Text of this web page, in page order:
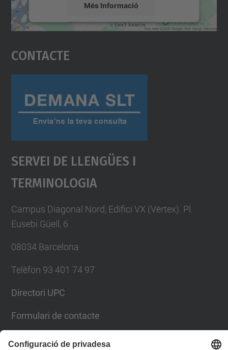
Més Informació
Accepta
powered by
Contacte
Servei De Llengües I
Terminologia
Campus Diagonal Nord, Edifici VX (Vèrtex). Pl.
Eusebi Güell, 6
08034 Barcelona
Telèfon 93 401 74 97
Directori UPC
Formulari de contacte